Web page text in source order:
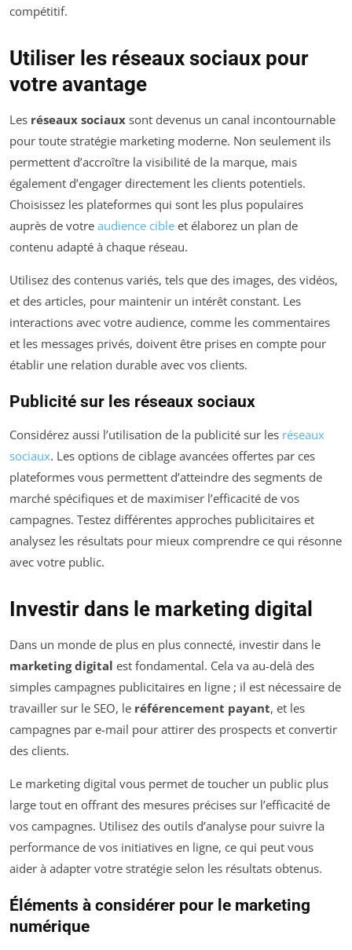
compétitif.
Utiliser les réseaux sociaux pour
votre avantage
Les réseaux sociaux sont devenus un canal incontournable
pour toute stratégie marketing moderne. Non seulement ils
permettent d’accroître la visibilité de la marque, mais
également d’engager directement les clients potentiels.
Choisissez les plateformes qui sont les plus populaires
auprès de votre audience cible et élaborez un plan de
contenu adapté à chaque réseau.
Utilisez des contenus variés, tels que des images, des vidéos,
et des articles, pour maintenir un intérêt constant. Les
interactions avec votre audience, comme les commentaires
et les messages privés, doivent être prises en compte pour
établir une relation durable avec vos clients.
Publicité sur les réseaux sociaux
Considérez aussi l’utilisation de la publicité sur les réseaux
sociaux. Les options de ciblage avancées offertes par ces
plateformes vous permettent d’atteindre des segments de
marché spécifiques et de maximiser l’efficacité de vos
campagnes. Testez différentes approches publicitaires et
analysez les résultats pour mieux comprendre ce qui résonne
avec votre public.
Investir dans le marketing digital
Dans un monde de plus en plus connecté, investir dans le
marketing digital est fondamental. Cela va au-delà des
simples campagnes publicitaires en ligne ; il est nécessaire de
travailler sur le SEO, le référencement payant, et les
campagnes par e-mail pour attirer des prospects et convertir
des clients.
Le marketing digital vous permet de toucher un public plus
large tout en offrant des mesures précises sur l’efficacité de
vos campagnes. Utilisez des outils d’analyse pour suivre la
performance de vos initiatives en ligne, ce qui peut vous
aider à adapter votre stratégie selon les résultats obtenus.
Éléments à considérer pour le marketing
numérique